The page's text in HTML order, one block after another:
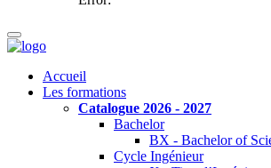
Accueil
Les formations
Catalogue 2026 - 2027
Bachelor
BX - Bachelor of
Cycle Ingénieur